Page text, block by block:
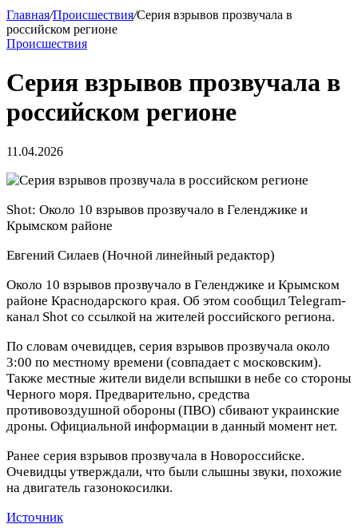
Главная/Происшествия/Серия взрывов прозвучала в
российском регионе
Происшествия
Серия взрывов прозвучала в
российском регионе
11.04.2026
Shot: Около 10 взрывов прозвучало в Геленджике и
Крымском районе
Евгений Силаев (Ночной линейный редактор)
Около 10 взрывов прозвучало в Геленджике и Крымском
районе Краснодарского края. Об этом сообщил Telegram-
канал Shot со ссылкой на жителей российского региона.
По словам очевидцев, серия взрывов прозвучала около
3:00 по местному времени (совпадает с московским).
Также местные жители видели вспышки в небе со стороны
Черного моря. Предварительно, средства
противовоздушной обороны (ПВО) сбивают украинские
дроны. Официальной информации в данный момент нет.
Ранее серия взрывов прозвучала в Новороссийске.
Очевидцы утверждали, что были слышны звуки, похожие
на двигатель газонокосилки.
Источник